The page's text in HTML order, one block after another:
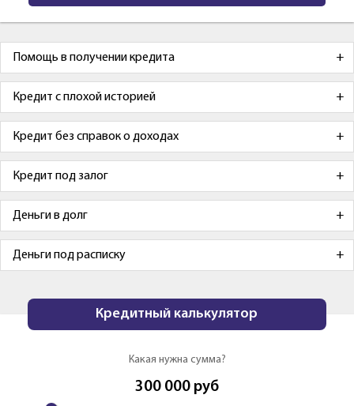
Помощь в получении кредита
Кредит с плохой историей
Кредит без справок о доходах
Кредит под залог
Деньги в долг
Деньги под расписку
Кредитный калькулятор
Какая нужна сумма?
300 000 руб